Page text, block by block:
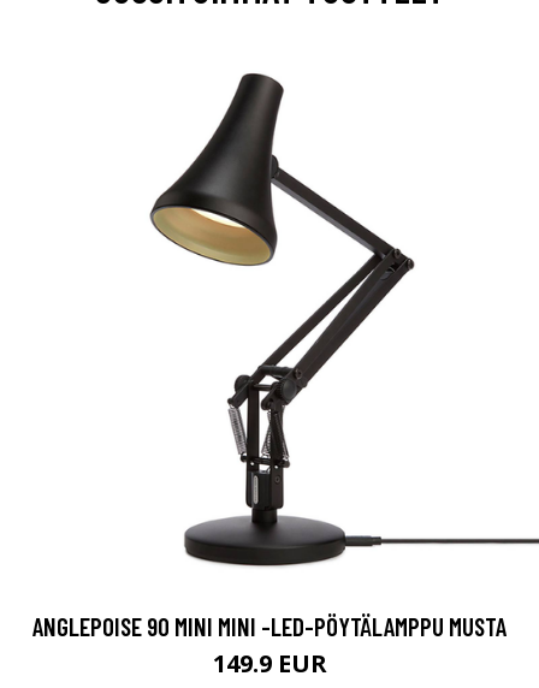
ANGLEPOISE 90 MINI MINI -LED-PÖYTÄLAMPPU MUSTA
149.9 EUR